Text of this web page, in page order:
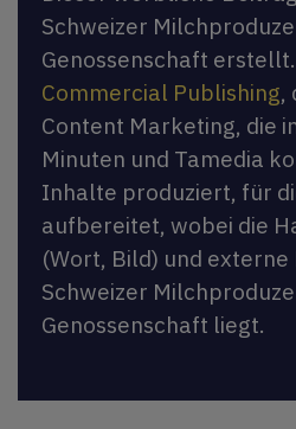
Schweizer
Genossenschaft
Commercial Publishing,
Content Marketing, die
Minuten und Tamedia
Inhalte produziert, für
aufbereitet, wobei die
(Wort, Bild) und externe
Schweizer
Genossenschaft liegt.